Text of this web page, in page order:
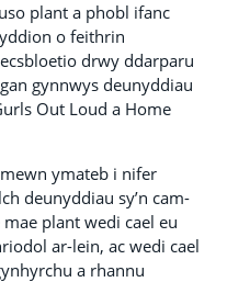
plant a phobl ifanc
o feithrin
drwy ddarparu
gynnwys deunyddiau
Out Loud a Home
ymateb i nifer
deunyddiau sy’n cam-
plant wedi cael eu
ar-lein, ac wedi cael
a rhannu